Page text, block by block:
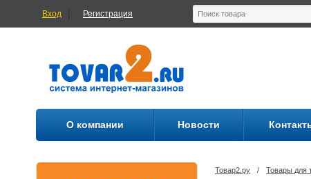
Вход Регистрация
О компании Новости
Товар2.ру / Товары для